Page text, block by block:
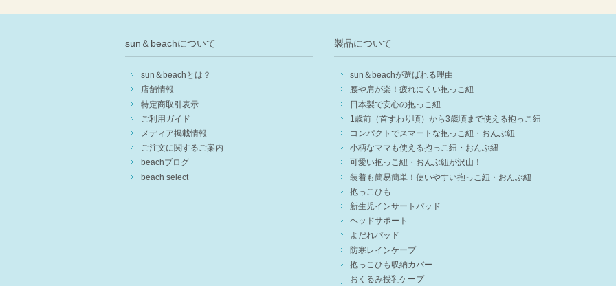
sun＆beachについて
sun＆beachとは？
店舗情報
特定商取引表示
ご利用ガイド
メディア掲載情報
ご注文に関するご案内
beachブログ
beach select
製品について
sun＆beachが選ばれる理由
腰や肩が楽！疲れにくい抱っこ紐
日本製で安心の抱っこ紐
1歳前（首すわり頃）から3歳頃まで使える抱っこ紐
コンパクトでスマートな抱っこ紐・おんぶ紐
小柄なママも使える抱っこ紐・おんぶ紐
可愛い抱っこ紐・おんぶ紐が沢山！
装着も簡易簡単！使いやすい抱っこ紐・おんぶ紐
抱っこひも
新生児インサートパッド
ヘッドサポート
よだれパッド
防寒レインケープ
抱っこひも収納カバー
おくるみ授乳ケープ